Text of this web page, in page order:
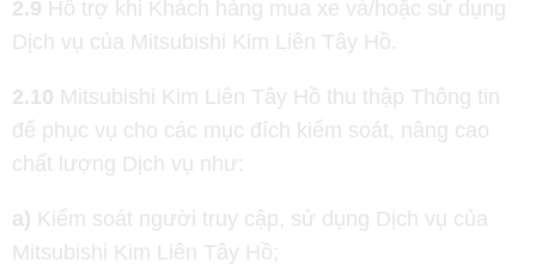
2.9 Hỗ trợ khi Khách hàng mua xe và/hoặc sử dụng
Dịch vụ của Mitsubishi Kim Liên Tây Hồ.
2.10 Mitsubishi Kim Liên Tây Hồ thu thập Thông tin
để phục vụ cho các mục đích kiểm soát, nâng cao
chất lượng Dịch vụ như:
a) Kiểm soát người truy cập, sử dụng Dịch vụ của
Mitsubishi Kim Liên Tây Hồ;